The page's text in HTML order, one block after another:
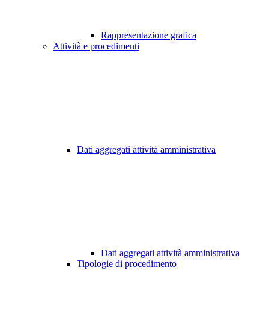
Rappresentazione grafica
Attività e procedimenti
Dati aggregati attività amministrativa
Dati aggregati attività amministrativa
Tipologie di procedimento